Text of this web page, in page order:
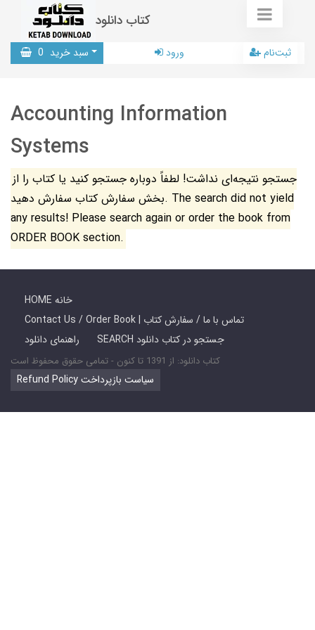
کتاب دانلود
سبد خرید 0 ورود ثبت‌نام
Accounting Information
Systems
جستجو نتیجه‌ای نداشت! لطفاً دوباره جستجو کنید یا کتاب را از
بخش سفارش کتاب سفارش دهید. The search did not yield
any results! Please search again or order the book from
ORDER BOOK section.
HOME خانه
Contact Us / Order Book | تماس با ما / سفارش کتاب
راهنمای دانلود
SEARCH جستجو در کتاب دانلود
کتاب دانلود: از 1391 تا کنون - تمامی حقوق محفوظ است
Refund Policy سیاست بازپرداخت